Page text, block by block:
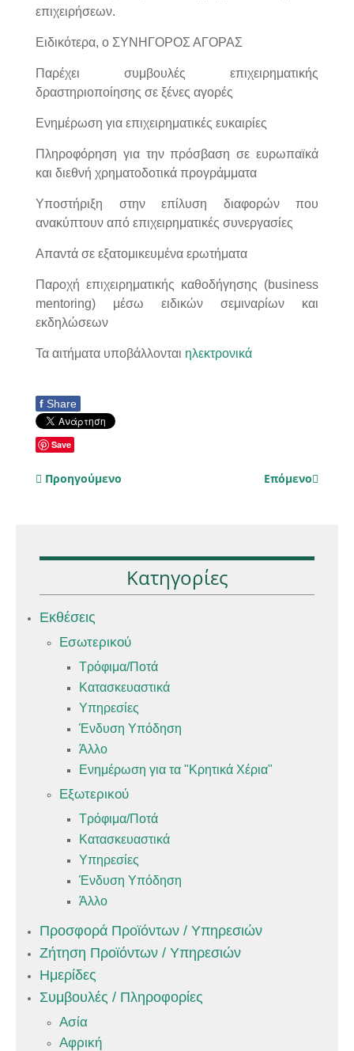
επιχειρήσεων.
Ειδικότερα, o ΣΥΝΗΓΟΡΟΣ ΑΓΟΡΑΣ
Παρέχει συμβουλές επιχειρηματικής
δραστηριοποίησης σε ξένες αγορές
Ενημέρωση για επιχειρηματικές ευκαιρίες
Πληροφόρηση για την πρόσβαση σε ευρωπαϊκά
και διεθνή χρηματοδοτικά προγράμματα
Υποστήριξη στην επίλυση διαφορών που
ανακύπτουν από επιχειρηματικές συνεργασίες
Απαντά σε εξατομικευμένα ερωτήματα
Παροχή επιχειρηματικής καθοδήγησης (business
mentoring) μέσω ειδικών σεμιναρίων και
εκδηλώσεων
Τα αιτήματα υποβάλλονται ηλεκτρονικά
f Share
Save
Προηγούμενο Επόμενο
Κατηγορίες
Εκθέσεις
Εσωτερικού
Τρόφιμα/Ποτά
Κατασκευαστικά
Υπηρεσίες
Ένδυση Υπόδηση
Άλλο
Ενημέρωση για τα "Κρητικά Χέρια"
Εξωτερικού
Τρόφιμα/Ποτά
Κατασκευαστικά
Υπηρεσίες
Ένδυση Υπόδηση
Άλλο
Προσφορά Προϊόντων / Υπηρεσιών
Ζήτηση Προϊόντων / Υπηρεσιών
Ημερίδες
Συμβουλές / Πληροφορίες
Ασία
Αφρική